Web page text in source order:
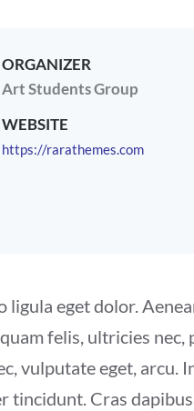
ORGANIZER
Art Students Group
WEBSITE
https://rarathemes.com
eget dolor.
felis, ultricies nec,
vulputate eget, arcu.
Cras